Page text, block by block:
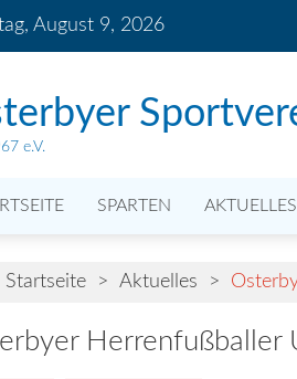
August 9, 2026
e.V.
SPARTEN AKTUELLES
Startseite > Aktuelles >
Herrenfußballer